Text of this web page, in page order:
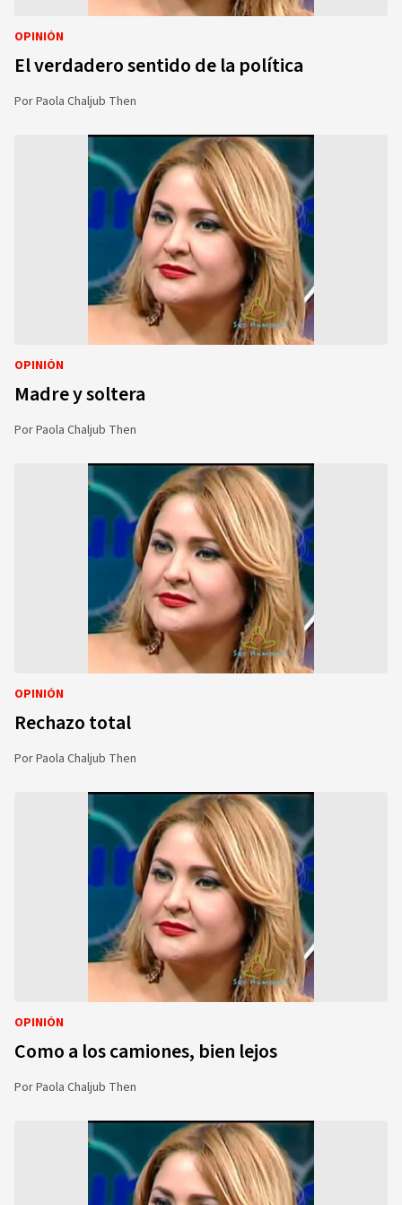
OPINIÓN
El verdadero sentido de la política
PorPaola Chaljub Then
OPINIÓN
Madre y soltera
PorPaola Chaljub Then
OPINIÓN
Rechazo total
PorPaola Chaljub Then
OPINIÓN
Como a los camiones, bien lejos
PorPaola Chaljub Then